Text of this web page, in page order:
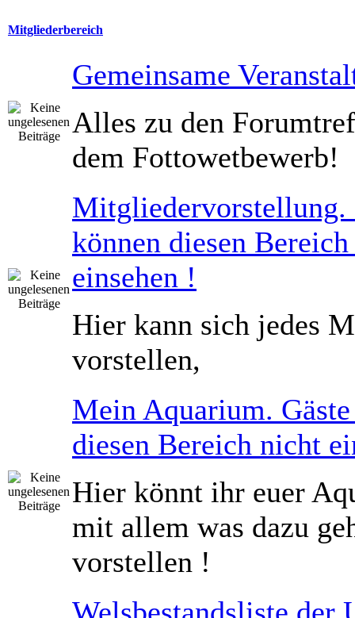
Mitgliederbereich
Gemeinsame
Alles zu den
dem Fottowetbewerb!
Mitgliedervorstellung.
können diesen
einsehen !
Hier kann sich jedes
vorstellen,
Mein Aquarium.
diesen Bereich nicht
Hier könnt ihr euer
mit allem was dazu
vorstellen !